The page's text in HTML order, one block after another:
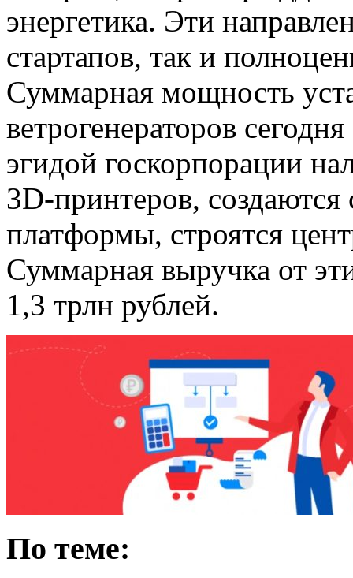
энергетика. Эти
стартапов, так и
Суммарная мощность
ветрогенераторов
эгидой госкорпорации
3D-принтеров,
платформы, строятся
Суммарная выручка от
1,3 трлн рублей.
По теме: